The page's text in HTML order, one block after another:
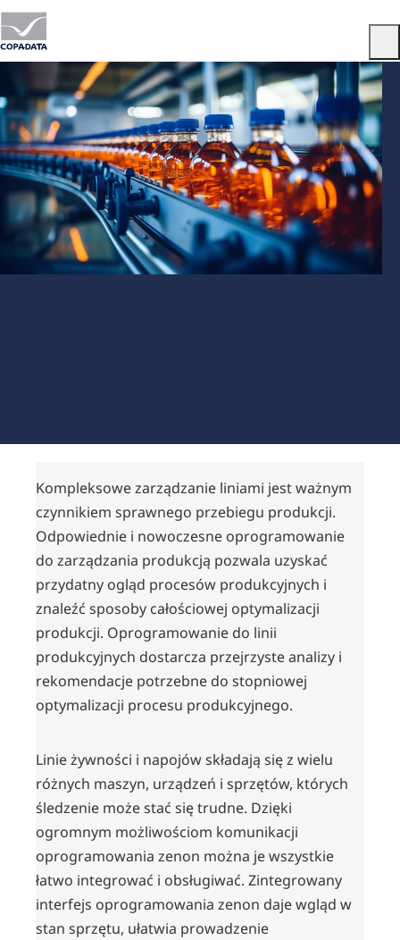
Kompleksowe zarządzanie liniami jest ważnym
czynnikiem sprawnego przebiegu produkcji.
Odpowiednie i nowoczesne oprogramowanie
do zarządzania produkcją pozwala uzyskać
przydatny ogląd procesów produkcyjnych i
znaleźć sposoby całościowej optymalizacji
produkcji. Oprogramowanie do linii
produkcyjnych dostarcza przejrzyste analizy i
rekomendacje potrzebne do stopniowej
optymalizacji procesu produkcyjnego.
Linie żywności i napojów składają się z wielu
różnych maszyn, urządzeń i sprzętów, których
śledzenie może stać się trudne. Dzięki
ogromnym możliwościom komunikacji
oprogramowania zenon można je wszystkie
łatwo integrować i obsługiwać. Zintegrowany
interfejs oprogramowania zenon daje wgląd w
stan sprzętu, ułatwia prowadzenie